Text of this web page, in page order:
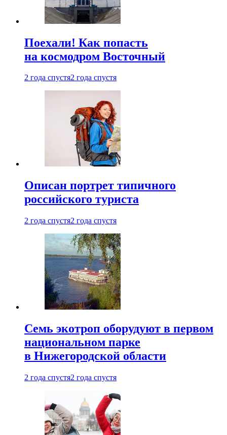
Поехали! Как попасть
на космодром Восточный
2 года спустя2 года спустя
Описан портрет типичного
российского туриста
2 года спустя2 года спустя
Семь экотроп оборудуют в первом
национальном парке
в Нижегородской области
2 года спустя2 года спустя